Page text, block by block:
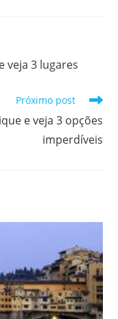
veja 3 lugares
Próximo post
e veja 3 opções
imperdíveis